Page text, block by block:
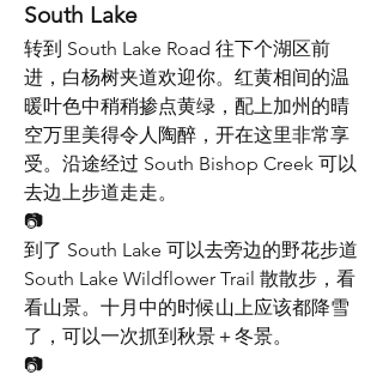
South Lake
转到 South Lake Road 往下个湖区前
进，白杨树夹道欢迎你。红黄相间的温
暖叶色中稍稍掺点黄绿，配上加州的晴
空万里美得令人陶醉，开在这里非常享
受。沿途经过 South Bishop Creek 可以
去边上步道走走。
📷
到了 South Lake 可以去旁边的野花步道
South Lake Wildflower Trail 散散步，看
看山景。十月中的时候山上应该都降雪
了，可以一次抓到秋景＋冬景。
📷